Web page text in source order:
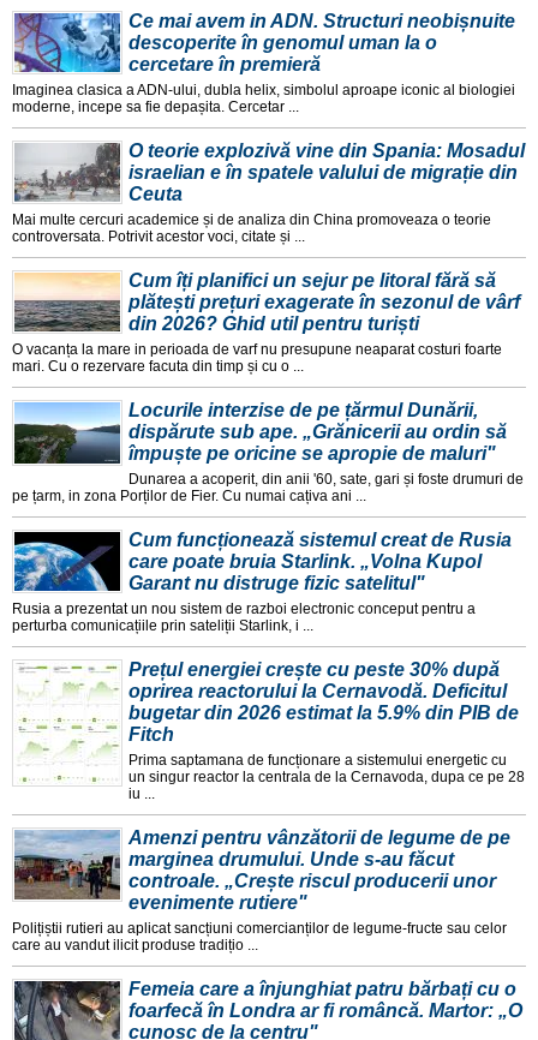
Ce mai avem in ADN. Structuri neobișnuite
descoperite în genomul uman la o
cercetare în premieră
Imaginea clasica a ADN-ului, dubla helix, simbolul aproape iconic al biologiei
moderne, incepe sa fie depașita. Cercetar ...
O teorie explozivă vine din Spania: Mosadul
israelian e în spatele valului de migrație din
Ceuta
Mai multe cercuri academice și de analiza din China promoveaza o teorie
controversata. Potrivit acestor voci, citate și ...
Cum îți planifici un sejur pe litoral fără să
plătești prețuri exagerate în sezonul de vârf
din 2026? Ghid util pentru turiști
O vacanța la mare in perioada de varf nu presupune neaparat costuri foarte
mari. Cu o rezervare facuta din timp și cu o ...
Locurile interzise de pe țărmul Dunării,
dispărute sub ape. „Grănicerii au ordin să
împuște pe oricine se apropie de maluri"
Dunarea a acoperit, din anii '60, sate, gari și foste drumuri de
pe țarm, in zona Porților de Fier. Cu numai cațiva ani ...
Cum funcționează sistemul creat de Rusia
care poate bruia Starlink. „Volna Kupol
Garant nu distruge fizic satelitul"
Rusia a prezentat un nou sistem de razboi electronic conceput pentru a
perturba comunicațiile prin sateliții Starlink, i ...
Prețul energiei crește cu peste 30% după
oprirea reactorului la Cernavodă. Deficitul
bugetar din 2026 estimat la 5.9% din PIB de
Fitch
Prima saptamana de funcționare a sistemului energetic cu
un singur reactor la centrala de la Cernavoda, dupa ce pe 28
iu ...
Amenzi pentru vânzătorii de legume de pe
marginea drumului. Unde s-au făcut
controale. „Crește riscul producerii unor
evenimente rutiere"
Polițiștii rutieri au aplicat sancțiuni comercianților de legume-fructe sau celor
care au vandut ilicit produse tradițio ...
Femeia care a înjunghiat patru bărbați cu o
foarfecă în Londra ar fi româncă. Martor: „O
cunosc de la centru"